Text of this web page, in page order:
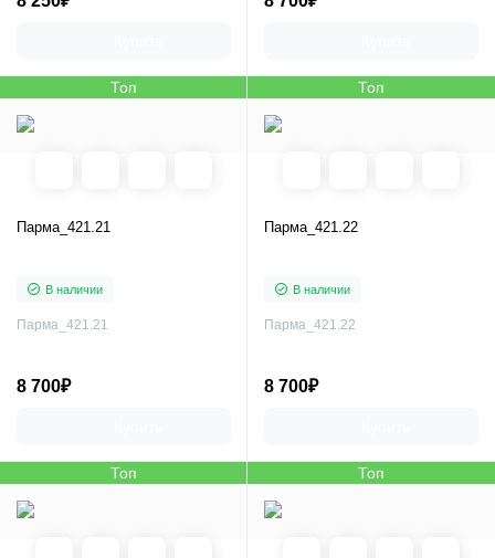
Топ
Парма_421.21
В наличии
Парма_421.21
8 700₽
Топ
Парма_421.22
В наличии
Парма_421.22
8 700₽
Топ Топ